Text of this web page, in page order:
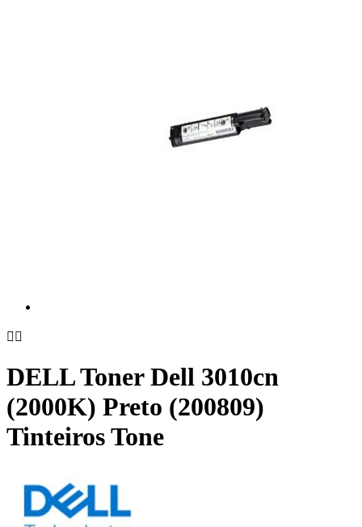
 
DELL Toner Dell 3010cn
(2000K) Preto (200809)
Tinteiros Tone